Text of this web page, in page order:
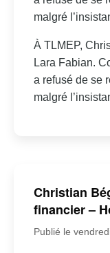
malgré
À TLMEP,
Lara Fabian.
a refusé de se
malgré
Christian
financier –
Publié le